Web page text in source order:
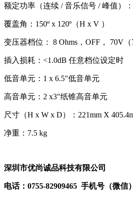
额定功率（连续 / 音乐信号 / 峰值）
覆盖角：150º x 120º（H x V ）
变压器档位： 8 Ohms，OFF， 70V（
插入损耗：<1.0dB 任意档位设定时
低音单元：1 x 6.5"低音单元
高音单元：2 x3"纸锥高音单元
尺寸（H x W x D）：221mm X
净重：7.5 kg
深圳市优尚诚品科技有限公司
电话：0755-82909465 手机号（微信